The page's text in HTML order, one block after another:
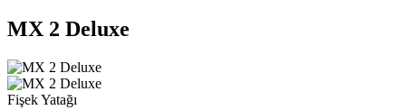
MX 2 Deluxe
Fişek Yatağı